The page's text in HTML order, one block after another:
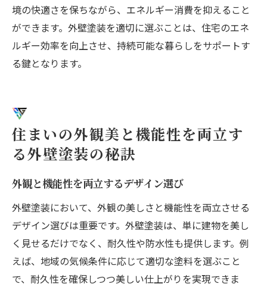
境の快適さを保ちながら、エネルギー消費を抑えること
ができます。外壁塗装を適切に選ぶことは、住宅のエネ
ルギー効率を向上させ、持続可能な暮らしをサポートす
る鍵となります。
住まいの外観美と機能性を両立す
る外壁塗装の秘訣
外観と機能性を両立するデザイン選び
外壁塗装において、外観の美しさと機能性を両立させる
デザイン選びは重要です。外壁塗装は、単に建物を美し
く見せるだけでなく、耐久性や防水性も提供します。例
えば、地域の気候条件に応じて適切な塗料を選ぶこと
で、耐久性を確保しつつ美しい仕上がりを実現できま